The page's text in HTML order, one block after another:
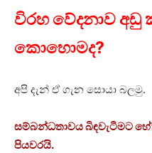
විරහ වේදනාව
කොහොමද?
අපි දැන් ඒ ගැන සොයා බලමු.
සම්බන්ධතාවය බිඳවැටීමට
පියවරයි.